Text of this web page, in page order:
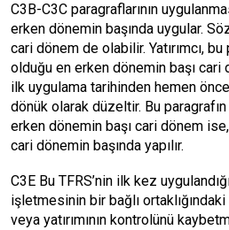
C3B-C3C paragraflarının
erken dönemin başında uygular.
cari dönem de olabilir. Yatırımcı,
olduğu en erken dönemin başı cari
ilk uygulama tarihinden hemen
dönük olarak düzeltir. Bu
erken dönemin başı cari dönem
cari dönemin başında yapılır.
C3E Bu TFRS’nin ilk kez
işletmesinin bir bağlı ortaklığındaki
veya yatırımının kontrolünü